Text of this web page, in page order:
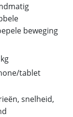
beweging
tablet
snelheid,